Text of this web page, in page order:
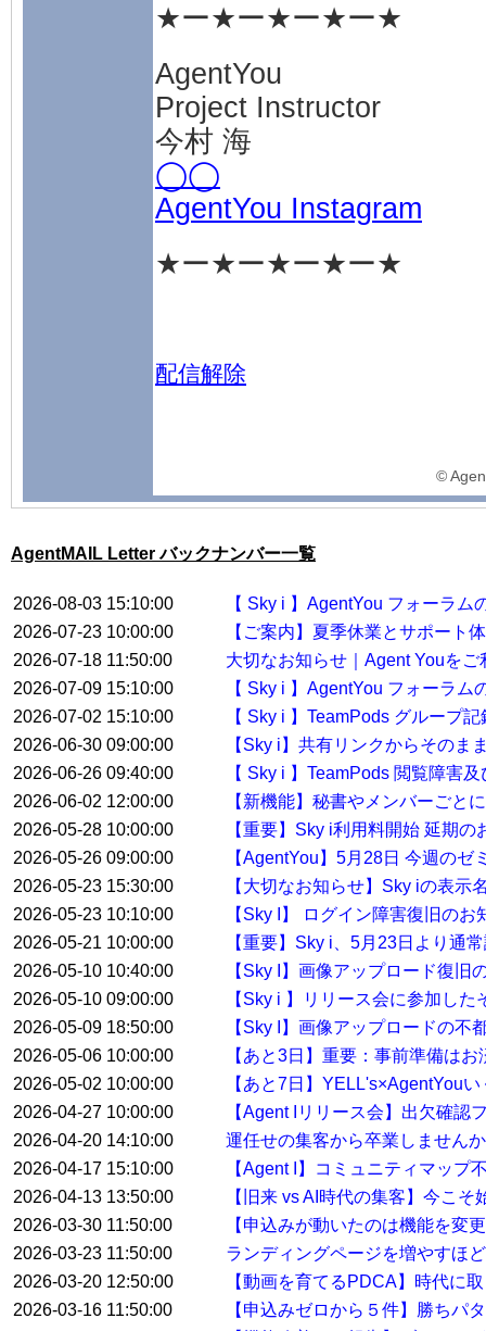
★ー★ー★ー★ー★
AgentYou
Project Instructor
今村 海
◯◯
AgentYou Instagram
★ー★ー★ー★ー★
配信解除
©️
AgentMAIL Letter バックナンバー一覧
2026-08-03 15:10:00
【 Sky i 】AgentYou フォーラ
2026-07-23 10:00:00
【ご案内】夏季休業とサポート
2026-07-18 11:50:00
大切なお知らせ｜Agent Youを
2026-07-09 15:10:00
【 Sky i 】AgentYou フォーラ
2026-07-02 15:10:00
【 Sky i 】TeamPods グループ
2026-06-30 09:00:00
【Sky i】共有リンクからそのま
2026-06-26 09:40:00
【 Sky i 】TeamPods 閲覧障害
2026-06-02 12:00:00
【新機能】秘書やメンバーごと
2026-05-28 10:00:00
【重要】Sky i利用料開始 延期の
2026-05-26 09:00:00
【AgentYou】5月28日 今週の
2026-05-23 15:30:00
【大切なお知らせ】Sky iの表示
2026-05-23 10:10:00
【Sky I】 ログイン障害復旧のお
2026-05-21 10:00:00
【重要】Sky i、5月23日より通
2026-05-10 10:40:00
【Sky I】画像アップロード復旧
2026-05-10 09:00:00
【Sky i 】リリース会に参加し
2026-05-09 18:50:00
【Sky I】画像アップロードの不
2026-05-06 10:00:00
【あと3日】重要：事前準備は
2026-05-02 10:00:00
【あと7日】YELL's×AgentYou
2026-04-27 10:00:00
【Agent Iリリース会】出欠確認
2026-04-20 14:10:00
運任せの集客から卒業しません
2026-04-17 15:10:00
【Agent I】コミュニティマップ
2026-04-13 13:50:00
【旧来 vs AI時代の集客】今こ
2026-03-30 11:50:00
【申込みが動いたのは機能を変
2026-03-23 11:50:00
ランディングページを増やすほ
2026-03-20 12:50:00
【動画を育てるPDCA】時代に
2026-03-16 11:50:00
【申込みゼロから５件】勝ちパ